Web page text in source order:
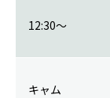
12:30～
キャム